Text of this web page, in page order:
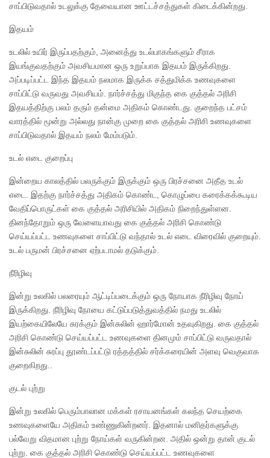
சாப்பிடுவதால் உடலுக்கு தேவையான ஊட்டச்சத்துகள் கிடைக்கின்றது.
இதயம்
உடலில் உயிர் இருப்பதற்கும், அனைத்து உடல்பாகங்களும் சீராக
இயங்குவதற்கும் அவசியமான ஒரு உறுப்பாக இதயம் இருக்கிறது.
அப்படிப்பட்ட இந்த இதயம் நலமாக இருக்க சத்துமிக்க உணவுகளை
சாப்பிட்டு வருவது அவசியம். நார்ச்சத்து மிகுந்த கை குத்தல் அரிசி
இதயத்திற்கு பலம் தரும் தன்மை அதிகம் கொண்டது. குறைந்த பட்சம்
வாரத்தில் மூன்று அல்லது நான்கு முறை கை குத்தல் அரிசி உணவுகளை
சாப்பிடுவதால் இதயம் நலம் மேம்படும்.
உடல் எடை குறைப்பு
இன்றைய காலத்தில் பலருக்கும் இருக்கும் ஒரு பிரச்சனை அதீத உடல்
எடை. இதற்கு நார்ச்சத்து அதிகம் கொண்ட, கொழுப்பை கரைக்கக்கூடிய
வேதிப்பொருட்கள் கை குத்தல் அரிசியில் அதிகம் நிறைந்துள்ளன.
தினந்தோறும் ஒரு வேளையாவது கை குத்தல் அரிசி கொண்டு
செய்யப்பட்ட உணவுகளை சாப்பிட்டு வந்தால் உடல் எடை விரைவில் குறையும்.
உடல் பருமன் பிரச்சனை ஏற்படாமல் தடுக்கும்.
நீரிழிவு
இன்று உலகில் பலரையும் ஆட்டிப்படைக்கும் ஒரு நோயாக நீரிழிவு நோய்
இருக்கிறது. நீரிழிவு நோயை கட்டுப்படுத்துவத்தில் நமது உடலில்
இயற்கையிலேயே சுரக்கும் இன்சுலின் ஹார்மோன் உதவுகிறது. கை குத்தல்
அரிசி கொண்டு செய்யப்பட்ட உணவுகளை தினமும் சாப்பிட்டு வருவதால்
இன்சுலின் சுரப்பு தூண்டப்பட்டு ரத்தத்தில் சர்க்கரையின் அளவு வெகுவாக
குறைகிறது..
குடல் புற்று
இன்று உலகில் பெரும்பாலான மக்கள் ரசாயனங்கள் கலந்த செயற்கை
உணவுகளையே அதிகம் உண்ணுகின்றனர். இதனால் மனிதர்களுக்கு
பல்வேறு விதமான புற்று நோய்கள் வருகின்றன. அதில் ஒன்று தான் குடல்
புற்று. கை குத்தல் அரிசி கொண்டு செய்யப்பட்ட உணவுகளை